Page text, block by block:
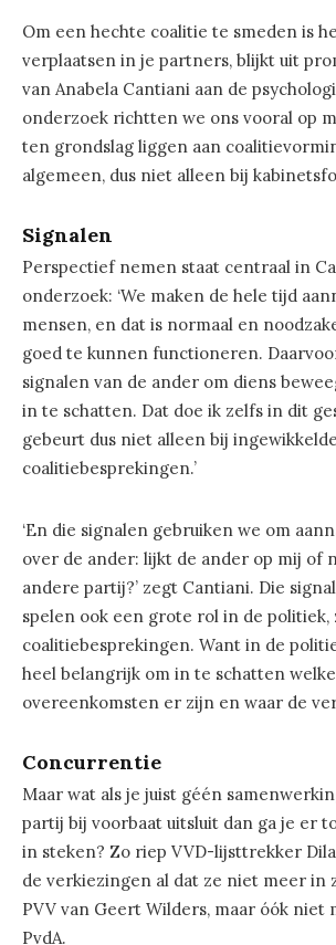
Om een hechte coalitie te smeden is
verplaatsen in je partners, blijkt uit
van Anabela Cantiani aan de
onderzoek richtten we ons vooral op
ten grondslag liggen aan
algemeen, dus niet alleen bij
Signalen
Perspectief nemen staat centraal in
onderzoek: ‘We maken de hele tijd
mensen, en dat is normaal en
goed te kunnen functioneren.
signalen van de ander om diens
in te schatten. Dat doe ik zelfs in dit
gebeurt dus niet alleen bij
coalitiebesprekingen.’
‘En die signalen gebruiken we om
over de ander: lijkt de ander op mij of
andere partij?’ zegt Cantiani. Die
spelen ook een grote rol in de politiek,
coalitiebesprekingen. Want in de
heel belangrijk om in te schatten welke
overeenkomsten er zijn en waar de
Concurrentie
Maar wat als je juist géén
partij bij voorbaat uitsluit dan ga je er
in steken? Zo riep VVD-lijsttrekker
de verkiezingen al dat ze niet meer in
PVV van Geert Wilders, maar óók niet
PvdA.